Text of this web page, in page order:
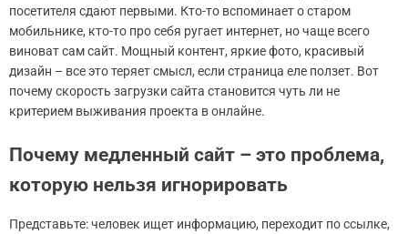
посетителя сдают первыми. Кто-то вспоминает о старом
мобильнике, кто-то про себя ругает интернет, но чаще всего
виноват сам сайт. Мощный контент, яркие фото, красивый
дизайн – все это теряет смысл, если страница еле ползет. Вот
почему скорость загрузки сайта становится чуть ли не
критерием выживания проекта в онлайне.
Почему медленный сайт – это проблема,
которую нельзя игнорировать
Представьте: человек ищет информацию, переходит по ссылке,